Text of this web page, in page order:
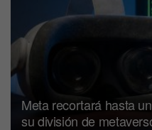
Meta recortará hasta
su división de